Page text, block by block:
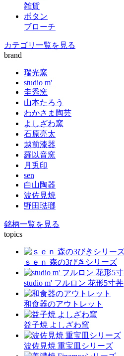
雑貨
ボタン
ブローチ
カテゴリ一覧を見る
brand
瑞光窯
studio m'
圭秀窯
山本たろう
わかさま陶芸
よしざわ窯
石原亮太
越前漆器
羅以音窯
月兎印
sen
白山陶器
波佐見焼
野田琺瑯
銘柄一覧を見る
topics
ｓｅｎ 森の3びきシリーズ
studio m' フルロン 花形5寸丼
和食器のアウトレット
益子焼 よしざわ窯
波佐見焼 重宝皿シリーズ